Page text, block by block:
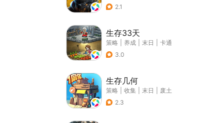
2.1
生存33天
策略 养成 末日
卡通
3.0
生存几何
策略 收集 末日
废土
2.3